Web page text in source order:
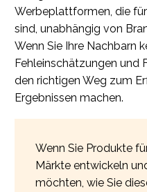
Werbeplattformen, die
sind, unabhängig von
Wenn Sie Ihre Nachbarn
Fehleinschätzungen und
den richtigen Weg zum
Ergebnissen machen.
Wenn Sie Produkte
Märkte entwickeln
möchten, wie Sie